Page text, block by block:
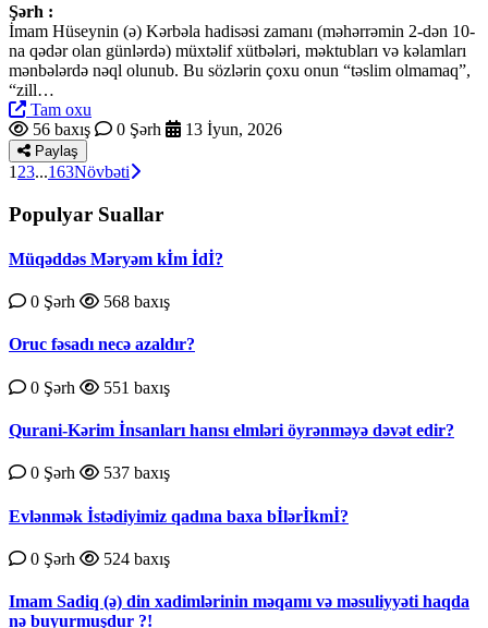
Şərh :
İmam Hüseynin (ə) Kərbəla hadisəsi zamanı (məhərrəmin 2-dən 10-
na qədər olan günlərdə) müxtəlif xütbələri, məktubları və kəlamları
mənbələrdə nəql olunub. Bu sözlərin çoxu onun “təslim olmamaq”,
“zill…
Tam oxu
56 baxış
0 Şərh 13 İyun, 2026
Paylaş
1 23...163Növbəti
Populyar Suallar
Müqəddəs Məryəm kİm İdİ?
0 Şərh 568 baxış
Oruc fəsadı necə azaldır?
0 Şərh 551 baxış
Qurаni-Kərim İnsаnlаrı hаnsı еlmləri öyrənməyə dəvət еdir?
0 Şərh 537 baxış
Evlənmək İstədiyimiz qadına baxa bİlərİkmİ?
0 Şərh 524 baxış
Imam Sadiq (ə) din xadimlərinin məqamı və məsuliyyəti haqda
nə buyurmuşdur ?!